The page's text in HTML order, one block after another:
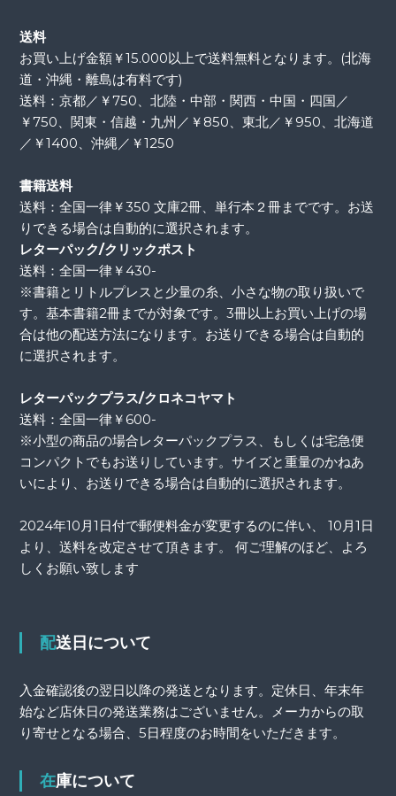
送料
お買い上げ金額￥15.000以上で送料無料となります。(北海
道・沖縄・離島は有料です)
送料：京都／￥750、北陸・中部・関西・中国・四国／
￥750、関東・信越・九州／￥850、東北／￥950、北海道
／￥1400、沖縄／￥1250
書籍送料
送料：全国一律￥350 文庫2冊、単行本２冊までです。お送
りできる場合は自動的に選択されます。
レターパック/クリックポスト
送料：全国一律￥430-
※書籍とリトルプレスと少量の糸、小さな物の取り扱いで
す。基本書籍2冊までが対象です。3冊以上お買い上げの場
合は他の配送方法になります。お送りできる場合は自動的
に選択されます。
レターパックプラス/クロネコヤマト
送料：全国一律￥600-
※小型の商品の場合レターパックプラス、もしくは宅急便
コンパクトでもお送りしています。サイズと重量のかねあ
いにより、お送りできる場合は自動的に選択されます。
2024年10月1日付で郵便料金が変更するのに伴い、 10月1日
より、送料を改定させて頂きます。 何ご理解のほど、よろ
しくお願い致します
配送日について
入金確認後の翌日以降の発送となります。定休日、年末年
始など店休日の発送業務はございません。メーカからの取
り寄せとなる場合、5日程度のお時間をいただきます。
在庫について